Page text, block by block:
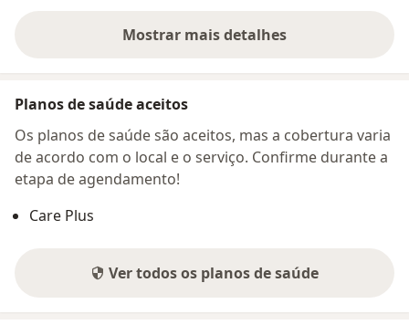
Mostrar mais detalhes
sobre o endereço
Planos de saúde aceitos
Os planos de saúde são aceitos, mas a cobertura varia
de acordo com o local e o serviço. Confirme durante a
etapa de agendamento!
Care Plus
Ver todos os planos de saúde